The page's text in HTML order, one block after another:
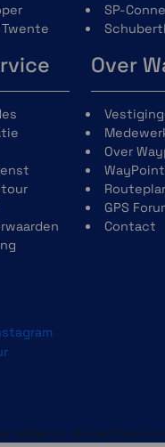
SP-
Over
Over
GPS
Contact
Magento. Alle rechten